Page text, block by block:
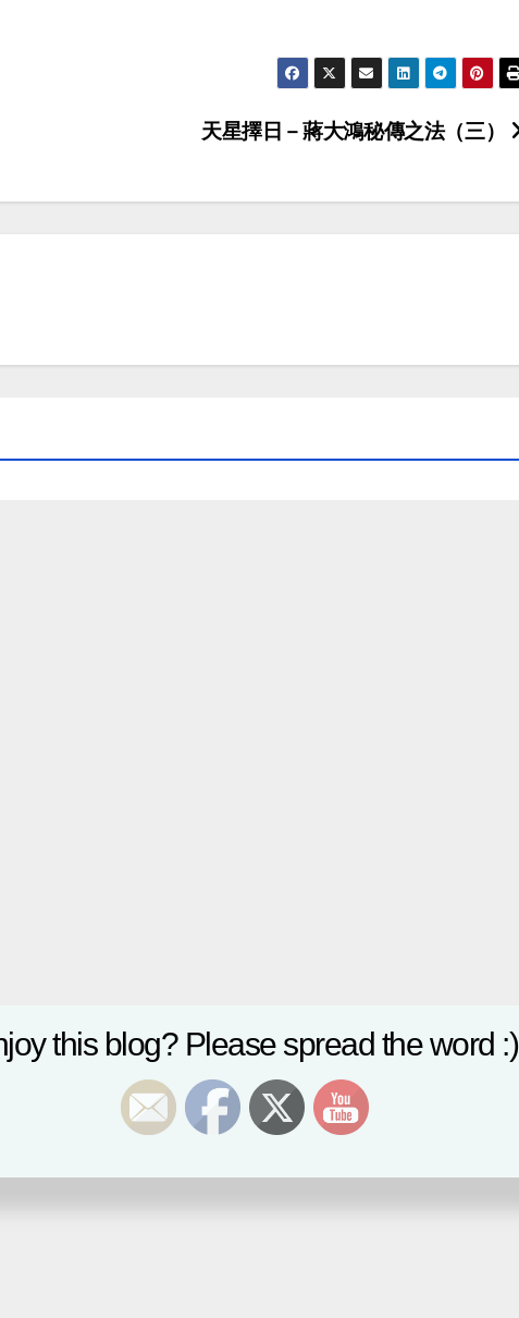
天星擇日－蔣大鴻秘傳之法（三）
this blog? Please spread the word :)